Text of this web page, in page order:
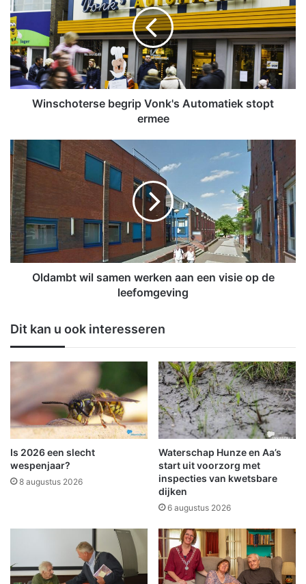
s
c
h
o
t
e
b
e
g
r
i
p
V
o
n
u
t
o
t
i
e
k
s
t
m
e
Winschoterse begrip Vonk's Automatiek stopt
ermee
O
d
a
m
b
t
w
i
e
n
w
k
e
a
a
n
s
i
Oldambt wil samen werken aan een visie op de
leefomgeving
Dit kan u ook interesseren
Is 2026 een slecht
wespenjaar?
8 augustus 2026
Waterschap Hunze en Aa’s
start uit voorzorg met
inspecties van kwetsbare
dijken
6 augustus 2026